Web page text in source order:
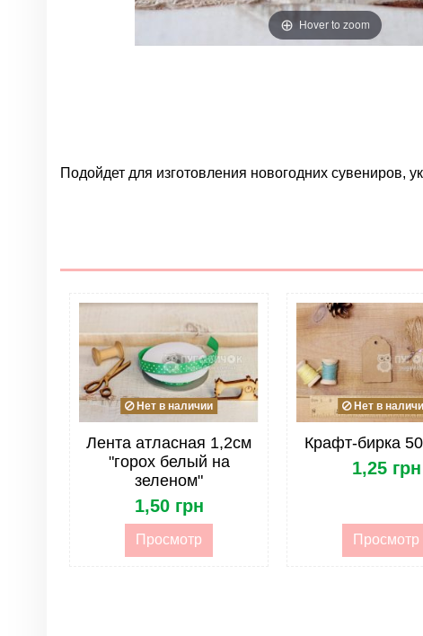
Hover to zoom
Подойдет для изготовления новогодних сувениров,
Размер
Форма
Лента. Тип
Лента. Упаковка
Нет в наличии
Лента атласная 1,2см
"горох белый на
зеленом"
1,50 грн
Просмотр
Нет в
Крафт-бирка
1,25 грн
Просмотр